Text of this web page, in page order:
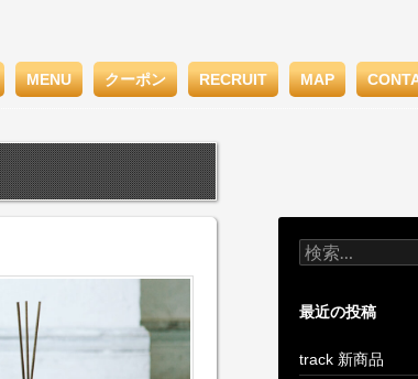
MENU クーポン RECRUIT MAP
検
索:
最近の投稿
track 新商品